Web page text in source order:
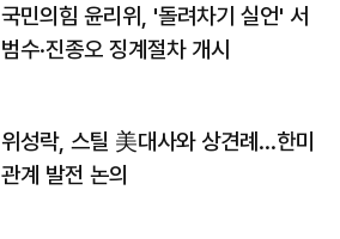
국민의힘 윤리위, '돌려차기 실언' 서
범수·진종오 징계절차 개시
위성락, 스틸 美대사와 상견례…한미
관계 발전 논의